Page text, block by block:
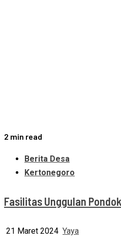
2 min read
Berita Desa
Kertonegoro
Fasilitas Unggulan
21 Maret 2024 Yaya